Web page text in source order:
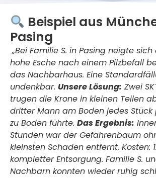
Beispiel aus
Pasing
„Bei Familie S. in Pasing neigte
hohe Esche nach einem Pilzbefall
das Nachbarhaus. Eine
undenkbar. Unsere Lösung: Zwei
trugen die Krone in kleinen Teilen
dritter Mann am Boden jedes Stück
zu Boden führte. Das Ergebnis:
Stunden war der Gefahrenbaum
kleinsten Schaden entfernt. Kosten:
kompletter Entsorgung. Familie S.
Nachbarn konnten wieder ruhig